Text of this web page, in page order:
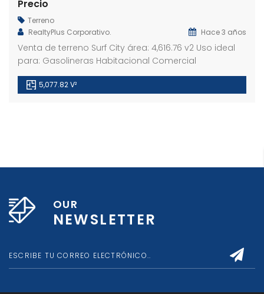
Precio
Terreno
RealtyPlus Corporativo.
Hace 3 años
Venta de terreno Surf City área: 4,616.76 v2 Uso ideal
para: Gasolineras Habitacional Comercial
5,077.82 V²
OUR
NEWSLETTER